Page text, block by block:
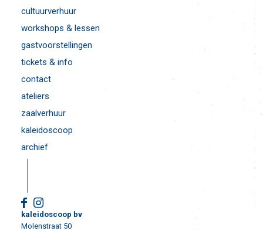
cultuurverhuur
workshops & lessen
gastvoorstellingen
tickets & info
contact
ateliers
zaalverhuur
kaleidoscoop
archief
kaleidoscoop bv
Molenstraat 50